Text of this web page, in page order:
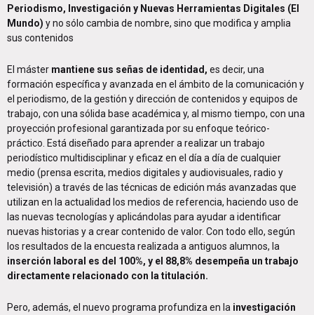
Periodismo, Investigación y Nuevas Herramientas Digitales (El
Mundo) y no sólo cambia de nombre, sino que modifica y amplia
sus contenidos
El máster mantiene sus señas de identidad, es decir, una
formación específica y avanzada en el ámbito de la comunicación y
el periodismo, de la gestión y dirección de contenidos y equipos de
trabajo, con una sólida base académica y, al mismo tiempo, con una
proyección profesional garantizada por su enfoque teórico-
práctico. Está diseñado para aprender a realizar un trabajo
periodístico multidisciplinar y eficaz en el día a día de cualquier
medio (prensa escrita, medios digitales y audiovisuales, radio y
televisión) a través de las técnicas de edición más avanzadas que
utilizan en la actualidad los medios de referencia, haciendo uso de
las nuevas tecnologías y aplicándolas para ayudar a identificar
nuevas historias y a crear contenido de valor. Con todo ello, según
los resultados de la encuesta realizada a antiguos alumnos, la
inserción laboral es del 100%, y el 88,8% desempeña un trabajo
directamente relacionado con la titulación.
Pero, además, el nuevo programa profundiza en la investigación